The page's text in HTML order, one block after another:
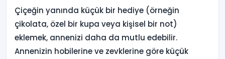
Çiçeğin yanında küçük bir hediye (örneğin
çikolata, özel bir kupa veya kişisel bir not)
eklemek, annenizi daha da mutlu edebilir.
Annenizin hobilerine ve zevklerine göre küçük